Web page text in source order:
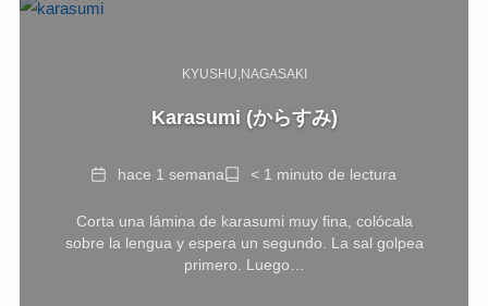
KYUSHU NAGASAKI
Karasumi (からすみ)
Fechahace 1 semanaTiempo< 1 minuto de lectura
Corta una lámina de karasumi muy fina, colócala
sobre la lengua y espera un segundo. La sal golpea
primero. Luego…